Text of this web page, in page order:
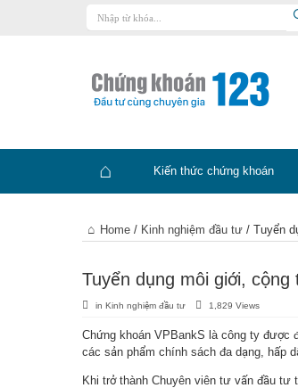
Trang chủ
Kiến thức chứng khoán
Tin tức – báo cáo phân tích
Sản phẩm – dịch vụ
Trang
chủ
Kiến thức chứng khoán
Home / Kinh nghiệm đầu tư / Tuyển
Tuyển dụng môi giới,
in Kinh nghiệm đầu tư 1,829 Views
Chứng khoán VPBankS là công ty được
các sản phẩm chính sách đa dạng, hấp
Khi trở thành Chuyên viên tư vấn đầu